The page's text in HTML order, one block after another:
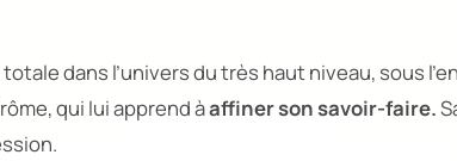
totale dans l’univers du très haut niveau, sous
qui lui apprend àaffiner son savoir-faire.